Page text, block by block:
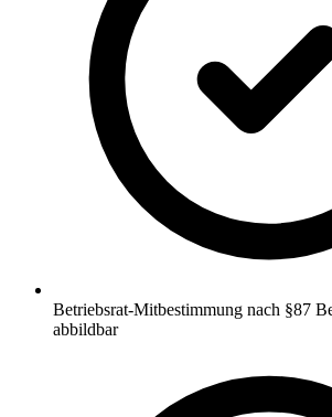
Betriebsrat-Mitbestimmung nach §87
abbildbar